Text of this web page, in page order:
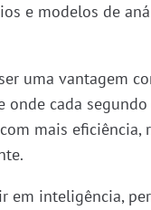
e modelos de
uma vantagem
onde cada
mais eficiência,
.
inteligência,